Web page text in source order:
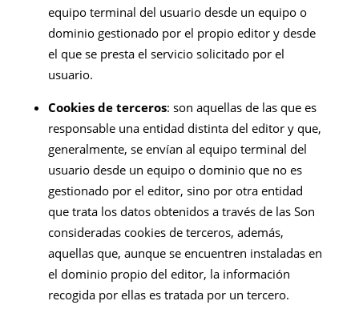
equipo terminal del usuario desde un equipo o
dominio gestionado por el propio editor y desde
el que se presta el servicio solicitado por el
usuario.
Cookies de terceros: son aquellas de las que es
responsable una entidad distinta del editor y que,
generalmente, se envían al equipo terminal del
usuario desde un equipo o dominio que no es
gestionado por el editor, sino por otra entidad
que trata los datos obtenidos a través de las Son
consideradas cookies de terceros, además,
aquellas que, aunque se encuentren instaladas en
el dominio propio del editor, la información
recogida por ellas es tratada por un tercero.